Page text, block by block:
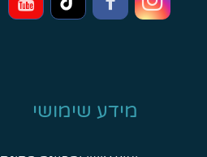
מידע שימושי